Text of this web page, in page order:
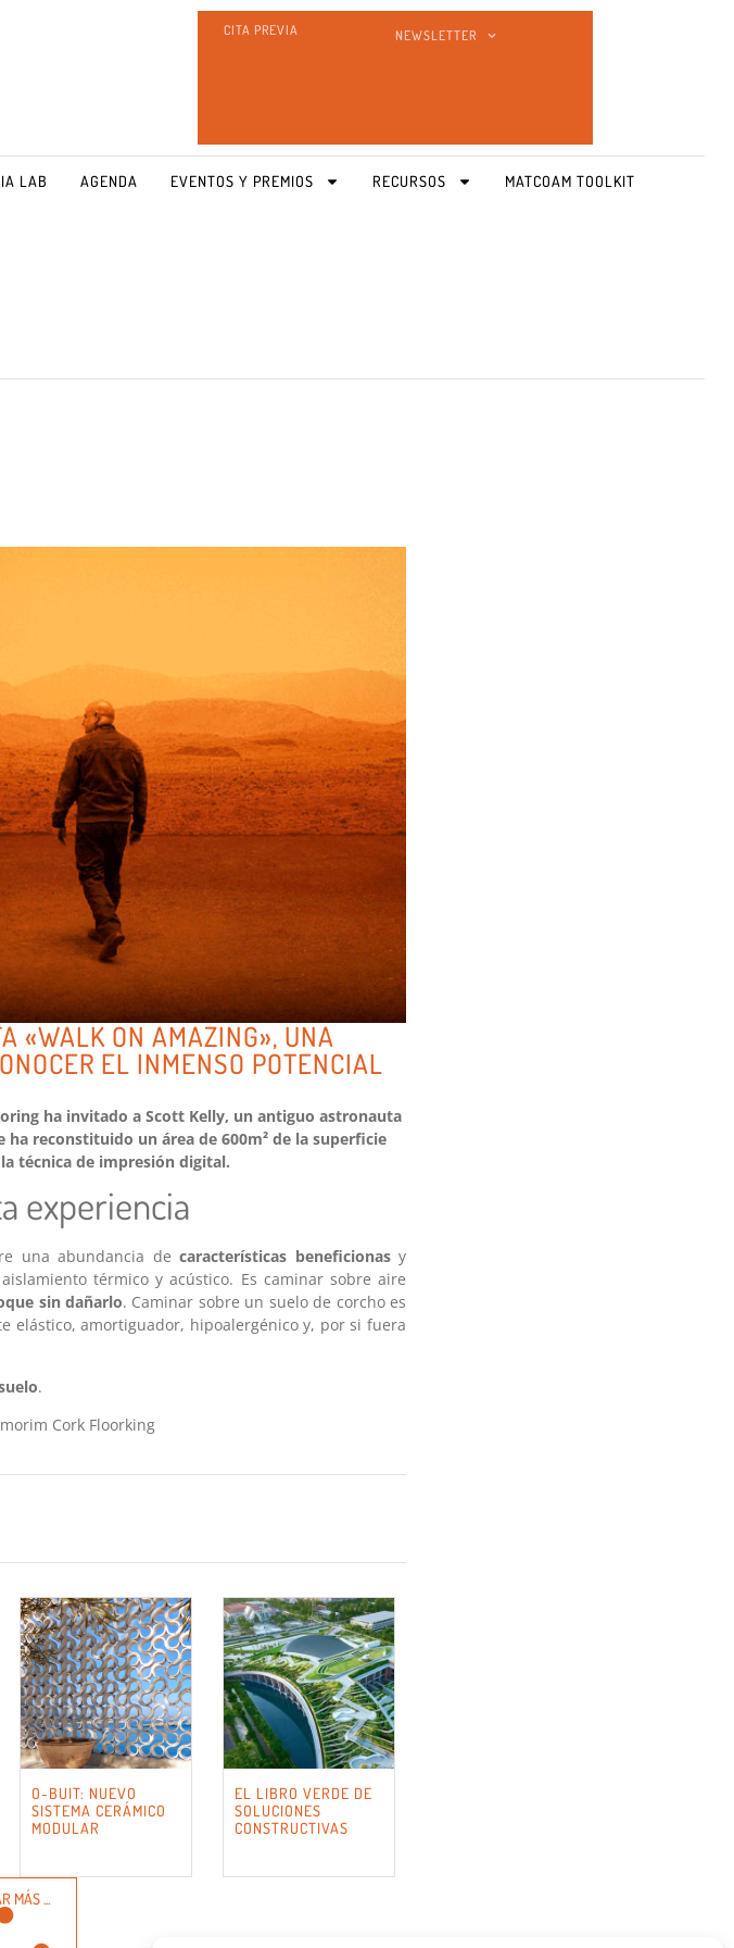
CITA PREVIA NEWSLETTER
IA LAB AGENDA EVENTOS Y PREMIOS RECURSOS MATCOAM TOOLKIT
«WALK ON AMAZING», UNA
EL INMENSO POTENCIAL
ha invitado a Scott Kelly, un antiguo astronauta
reconstituido un área de 600m² de la superficie
técnica de impresión digital.
experiencia
una abundancia decaracterísticas beneficionasy
térmico y acústico. Es caminar sobre aire
sin dañarlo. Caminar sobre un suelo de corcho es
elástico, amortiguador, hipoalergénico y, por si fuera
.
Cork Floorking
O-BUIT: NUEVO
SISTEMA CERÁMICO
MODULAR
EL LIBRO VERDE DE
SOLUCIONES
CONSTRUCTIVAS
MÁS ...